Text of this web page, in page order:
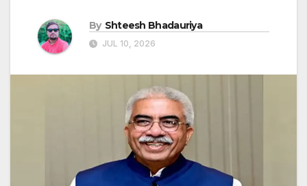
By Shteesh Bhadauriya
JUL 10, 2026